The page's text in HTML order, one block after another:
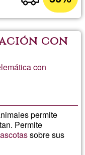
con
con
permite
Permite
sobre sus